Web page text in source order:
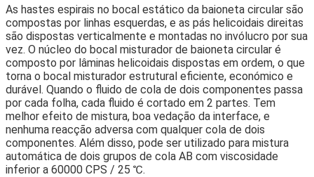
As hastes espirais no bocal estático da baioneta circular são
compostas por linhas esquerdas, e as pás helicoidais direitas
são dispostas verticalmente e montadas no invólucro por sua
vez. O núcleo do bocal misturador de baioneta circular é
composto por lâminas helicoidais dispostas em ordem, o que
torna o bocal misturador estrutural eficiente, económico e
durável. Quando o fluido de cola de dois componentes passa
por cada folha, cada fluido é cortado em 2 partes. Tem
melhor efeito de mistura, boa vedação da interface, e
nenhuma reacção adversa com qualquer cola de dois
componentes. Além disso, pode ser utilizado para mistura
automática de dois grupos de cola AB com viscosidade
inferior a 60000 CPS / 25 ℃.